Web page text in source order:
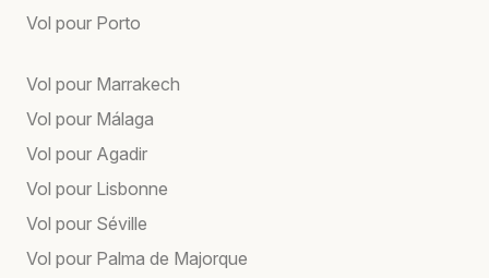
Vol pour Porto
Vol pour Marrakech
Vol pour Málaga
Vol pour Agadir
Vol pour Lisbonne
Vol pour Séville
Vol pour Palma de Majorque